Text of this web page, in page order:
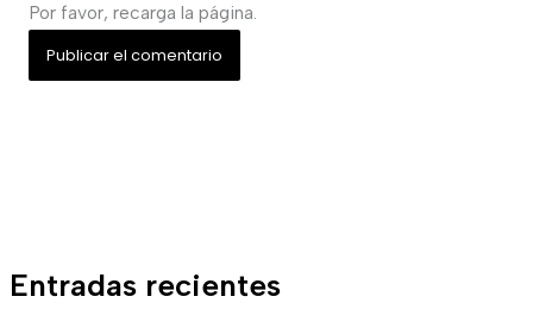
Entradas recientes
Por favor, recarga la página.